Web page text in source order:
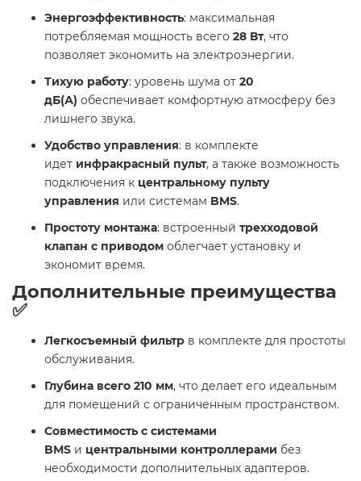
Энергоэффективность: максимальная
потребляемая мощность всего 28 Вт, что
позволяет экономить на электроэнергии.
Тихую работу: уровень шума от 20
дБ(А) обеспечивает комфортную атмосферу без
лишнего звука.
Удобство управления: в комплекте
идет инфракрасный пульт, а также возможность
подключения к центральному пульту
управления или системам BMS.
Простоту монтажа: встроенный трехходовой
клапан с приводом облегчает установку и
экономит время.
Дополнительные преимущества
✅
Легкосъемный фильтр в комплекте для простоты
обслуживания.
Глубина всего 210 мм, что делает его идеальным
для помещений с ограниченным пространством.
Совместимость с системами
BMS и центральными контроллерами без
необходимости дополнительных адаптеров.